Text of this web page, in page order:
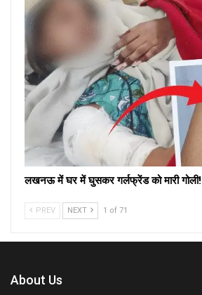
लखनऊ में घर में घुसकर गर्लफ्रेंड को मारी गोली!
PREV NEXT 1 of 71
About Us